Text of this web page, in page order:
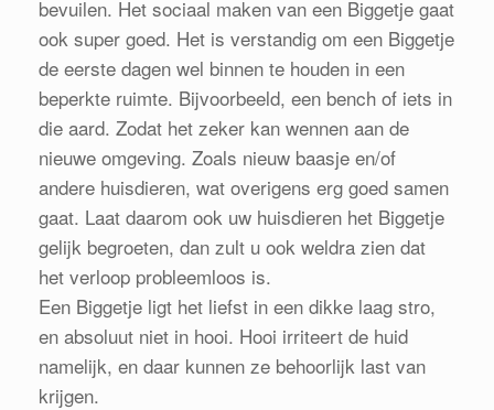
bevuilen. Het sociaal maken van een Biggetje gaat
ook super goed. Het is verstandig om een Biggetje
de eerste dagen wel binnen te houden in een
beperkte ruimte. Bijvoorbeeld, een bench of iets in
die aard. Zodat het zeker kan wennen aan de
nieuwe omgeving. Zoals nieuw baasje en/of
andere huisdieren, wat overigens erg goed samen
gaat. Laat daarom ook uw huisdieren het Biggetje
gelijk begroeten, dan zult u ook weldra zien dat
het verloop probleemloos is.
Een Biggetje ligt het liefst in een dikke laag stro,
en absoluut niet in hooi. Hooi irriteert de huid
namelijk, en daar kunnen ze behoorlijk last van
krijgen.